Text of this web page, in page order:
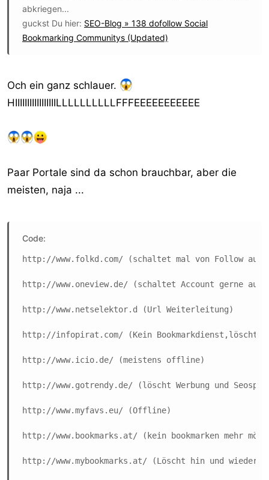
abkriegen...
guckst Du hier: SEO-Blog » 138 dofollow Social
Bookmarking Communitys (Updated)
Och ein ganz schlauer.
HIIIIIIIIIIIIIIIIILLLLLLLLLLFFFEEEEEEEEEEE
Paar Portale sind da schon brauchbar, aber die
meisten, naja ...
Code:
http://www.folkd.com/ (schaltet mal von Follow
http://www.oneview.de/ (schaltet Account gerne
http://www.netselektor.d (Url Weiterleitung)
http://infopirat.com/ (Kein Bookmarkdienst,löscht
http://www.icio.de/ (meistens offline)
http://www.gotrendy.de/ (löscht Werbung und
http://www.myfavs.eu/ (Offline)
http://www.bookmarks.at/ (kein bookmarken mehr
http://www.mybookmarks.at/ (Löscht hin und wieder